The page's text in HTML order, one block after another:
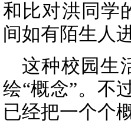
和比对洪同学
间如有陌生人
这种校园生
绘“概念”。不
已经把一个个